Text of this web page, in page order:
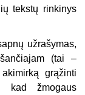
tekstų rinkinys
užrašymas,
(tai –
grąžinti
kad žmogaus